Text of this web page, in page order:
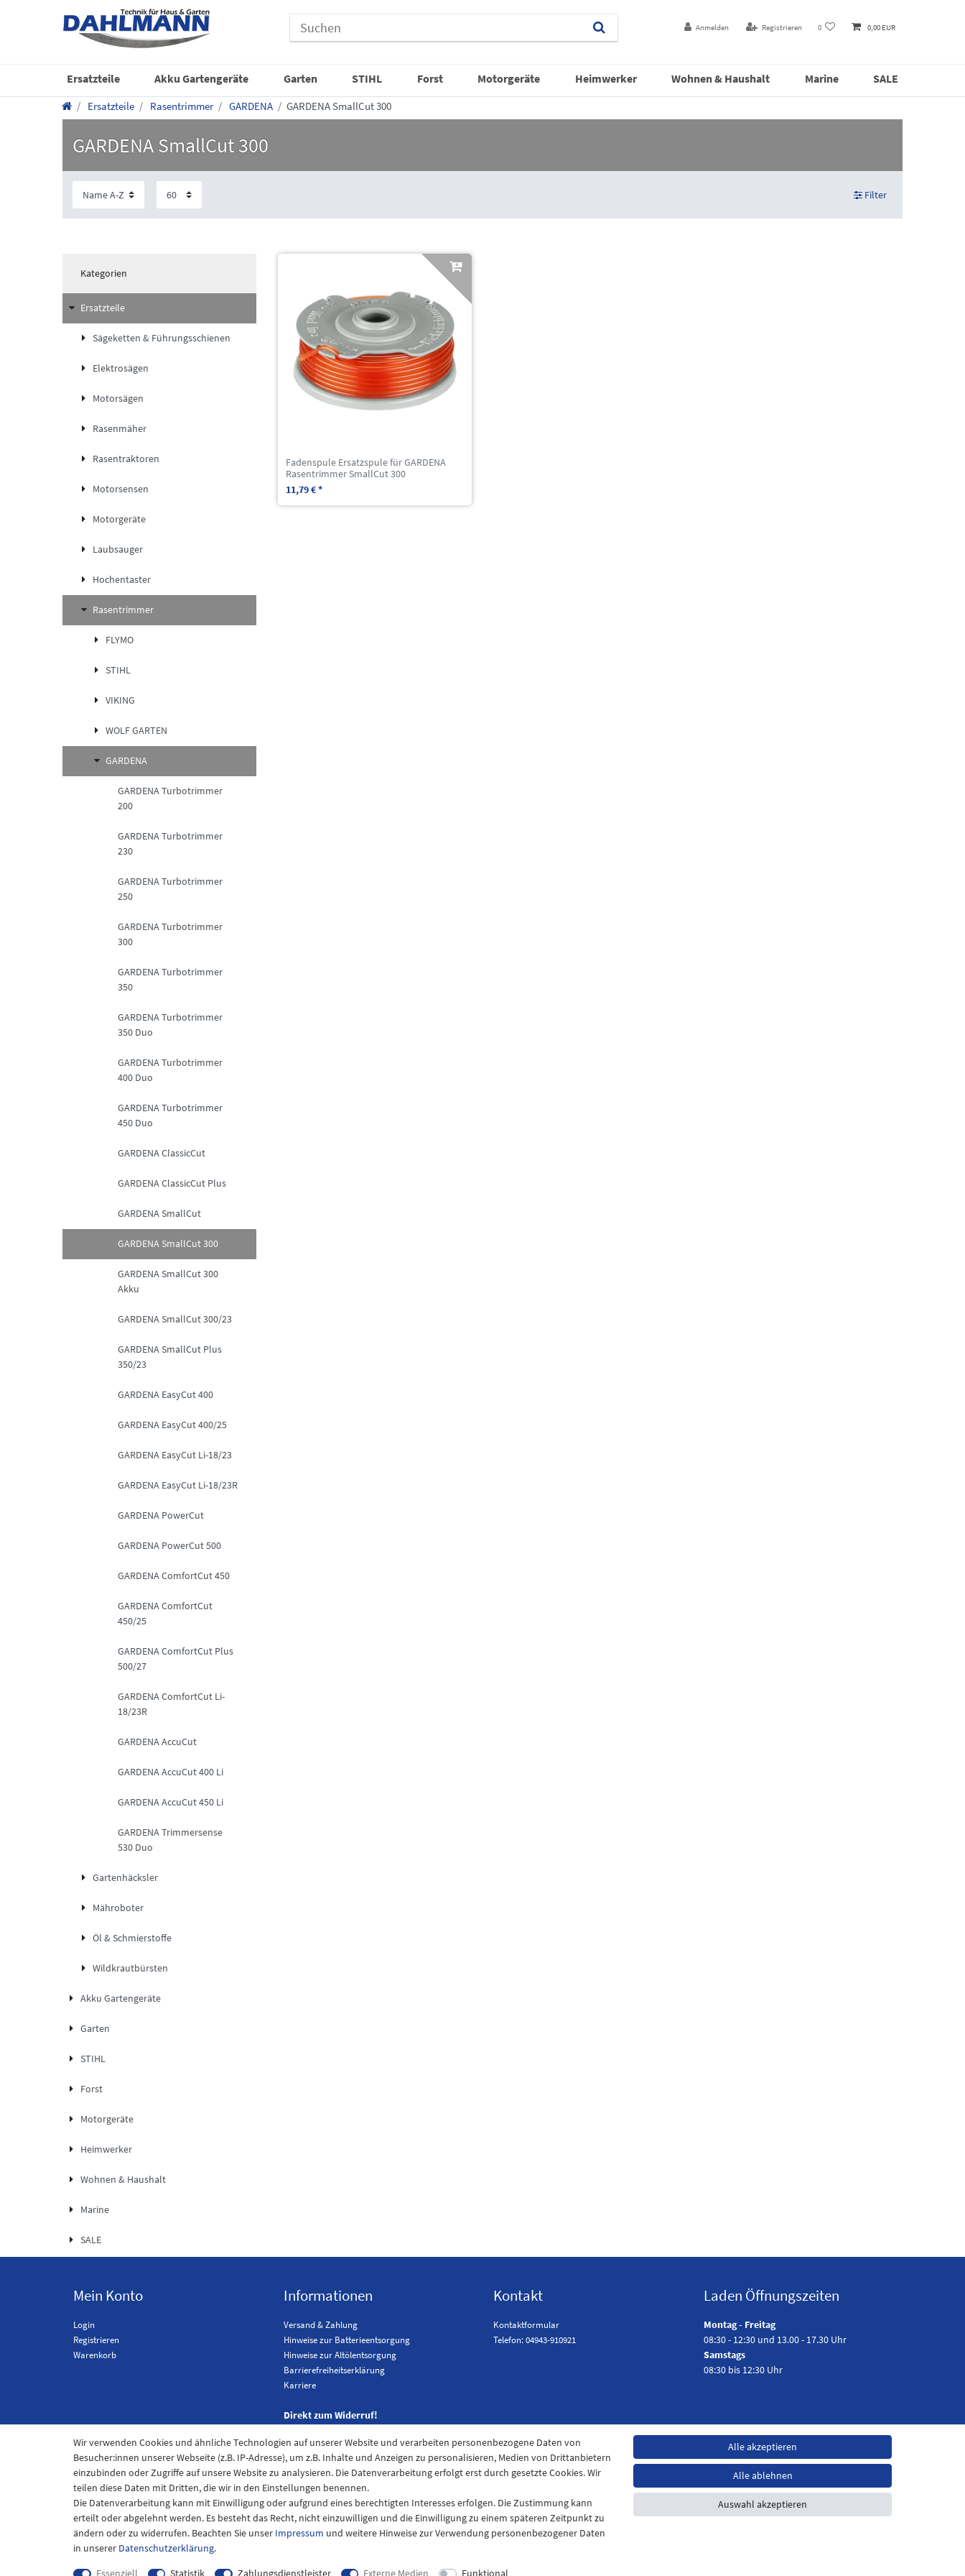
Anmelden Registrieren 0 0,00 EUR
Ersatzteile Akku Gartengeräte Garten STIHL Forst Motorgeräte Heimwerker Wohnen & Haushalt Marine SALE
Ersatzteile Rasentrimmer GARDENA GARDENA SmallCut 300
GARDENA SmallCut 300
Filter
Kategorien
Ersatzteile
Sägeketten & Führungsschienen
Elektrosägen
Motorsägen
Rasenmäher
Rasentraktoren
Motorsensen
Motorgeräte
Laubsauger
Hochentaster
Rasentrimmer
FLYMO
STIHL
VIKING
WOLF GARTEN
GARDENA
GARDENA Turbotrimmer
200
GARDENA Turbotrimmer
230
GARDENA Turbotrimmer
250
GARDENA Turbotrimmer
300
GARDENA Turbotrimmer
350
GARDENA Turbotrimmer
350 Duo
GARDENA Turbotrimmer
400 Duo
GARDENA Turbotrimmer
450 Duo
GARDENA ClassicCut
GARDENA ClassicCut Plus
GARDENA SmallCut
GARDENA SmallCut 300
GARDENA SmallCut 300
Akku
GARDENA SmallCut 300/23
GARDENA SmallCut Plus
350/23
GARDENA EasyCut 400
GARDENA EasyCut 400/25
GARDENA EasyCut Li-18/23
GARDENA EasyCut Li-18/23R
GARDENA PowerCut
GARDENA PowerCut 500
GARDENA ComfortCut 450
GARDENA ComfortCut
450/25
GARDENA ComfortCut Plus
500/27
GARDENA ComfortCut Li-
18/23R
GARDENA AccuCut
GARDENA AccuCut 400 Li
GARDENA AccuCut 450 Li
GARDENA Trimmersense
530 Duo
Gartenhäcksler
Mähroboter
Öl & Schmierstoffe
Wildkrautbürsten
Akku Gartengeräte
Garten
STIHL
Forst
Motorgeräte
Heimwerker
Wohnen & Haushalt
Marine
SALE
Fadenspule Ersatzspule für GARDENA
Rasentrimmer SmallCut 300
11,79 € *
Mein Konto
Login
Registrieren
Warenkorb
Informationen
Versand & Zahlung
Hinweise zur Batterieentsorgung
Hinweise zur Altölentsorgung
Barrierefreiheitserklärung
Karriere
Direkt zum Widerruf!
Kontakt
Kontaktformular
Telefon: 04943-910921
Laden Öffnungszeiten
Montag - Freitag
08:30 - 12:30 und 13.00 - 17.30 Uhr
Samstags
08:30 bis 12:30 Uhr
Impressum Daten­schutz­erklärung AGB Widerrufs­recht
Wir verwenden Cookies und ähnliche Technologien auf unserer Website und verarbeiten personenbezogene Daten von
Besucher:innen unserer Webseite (z.B. IP-Adresse), um z.B. Inhalte und Anzeigen zu personalisieren, Medien von Drittanbietern
einzubinden oder Zugriffe auf unsere Website zu analysieren. Die Datenverarbeitung erfolgt erst durch gesetzte Cookies. Wir
teilen diese Daten mit Dritten, die wir in den Einstellungen benennen.
Die Datenverarbeitung kann mit Einwilligung oder aufgrund eines berechtigten Interesses erfolgen. Die Zustimmung kann
erteilt oder abgelehnt werden. Es besteht das Recht, nicht einzuwilligen und die Einwilligung zu einem späteren Zeitpunkt zu
ändern oder zu widerrufen. Beachten Sie unser Impressum und weitere Hinweise zur Verwendung personenbezogener Daten
in unserer Daten­schutz­erklärung.
Essenziell
Statistik Zahlungsdienstleister Externe Medien Funktional
Alle akzeptieren
Alle ablehnen
Auswahl akzeptieren